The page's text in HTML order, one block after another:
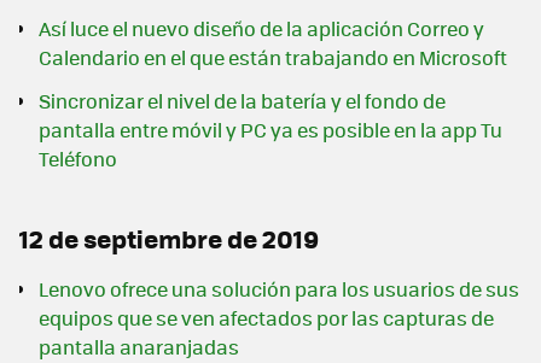
Así luce el nuevo diseño de la aplicación Correo y
Calendario en el que están trabajando en Microsoft
Sincronizar el nivel de la batería y el fondo de
pantalla entre móvil y PC ya es posible en la app Tu
Teléfono
12 de septiembre de 2019
Lenovo ofrece una solución para los usuarios de sus
equipos que se ven afectados por las capturas de
pantalla anaranjadas